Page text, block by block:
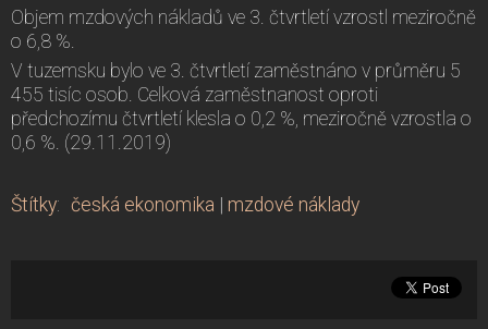
Objem mzdových nákladů ve 3. čtvrtletí vzrostl meziročně
o 6,8 %.
V tuzemsku bylo ve 3. čtvrtletí zaměstnáno v průměru 5
455 tisíc osob. Celková zaměstnanost oproti
předchozímu čtvrtletí klesla o 0,2 %, meziročně vzrostla o
0,6 %. (29.11.2019)
Štítky: česká ekonomika | mzdové náklady